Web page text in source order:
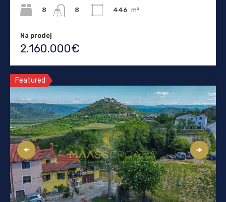
8
8
446 m²
Na prodej
2.160.000€
Featured